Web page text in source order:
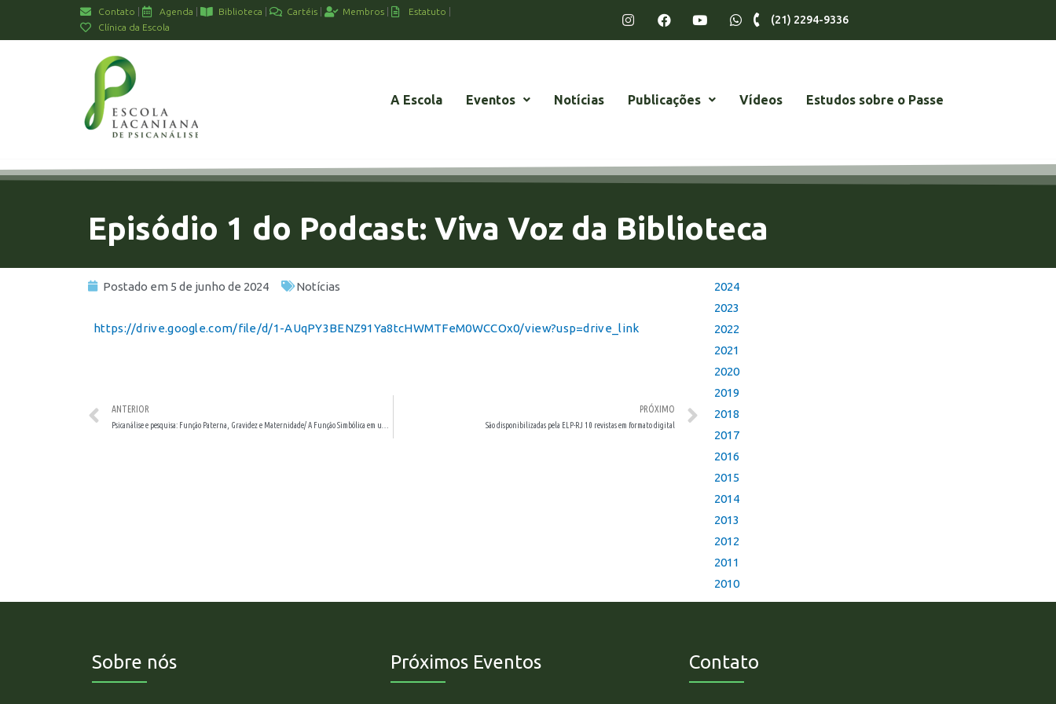
Contato Agenda Biblioteca Cartéis Membros
Estatuto
Clínica da Escola
(21) 2294-9336
A Escola Eventos Notícias Publicações Vídeos Estudos sobre o Passe
Episódio 1 do Podcast: Viva Voz da Biblioteca
Postado em 5 de junho de 2024 Notícias
https://drive.google.com/file/d/1-AUqPY3BENZ91Ya8tcHWMTFeM0WCCOx0/view?usp=drive_link
ANTERIOR PRÓXIMO
São disponibilizadas pela ELP-RJ 10 revistas em formato digital
2024
2023
2022
2021
2020
2019
2018
2017
2016
2015
2014
2013
2012
2011
2010
Sobre nós Próximos Eventos Contato